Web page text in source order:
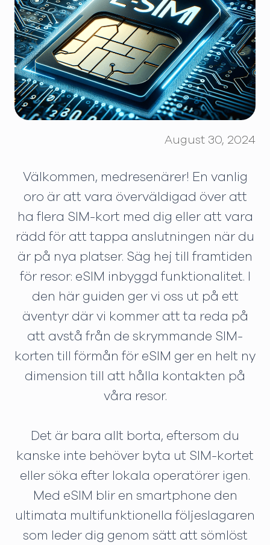
August 30, 2024
Välkommen, medresenärer! En vanlig
oro är att vara överväldigad över att
ha flera SIM-kort med dig eller att vara
rädd för att tappa anslutningen när du
är på nya platser. Säg hej till framtiden
för resor: eSIM inbyggd funktionalitet. I
den här guiden ger vi oss ut på ett
äventyr där vi kommer att ta reda på
att avstå från de skrymmande SIM-
korten till förmån för eSIM ger en helt ny
dimension till att hålla kontakten på
våra resor.
Det är bara allt borta, eftersom du
kanske inte behöver byta ut SIM-kortet
eller söka efter lokala operatörer igen.
Med eSIM blir en smartphone den
ultimata multifunktionella följeslagaren
som leder dig genom sätt att sömlöst